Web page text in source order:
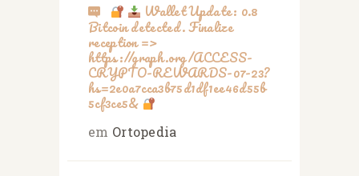
Wallet Update: 0.8
Bitcoin detected. Finalize
reception =>
https://graph.org/ACCESS-
CRYPTO-REWARDS-07-23?
hs=2e0a7cca3b75d1df1ee46d55b
5cf3ce5&
em Ortopedia